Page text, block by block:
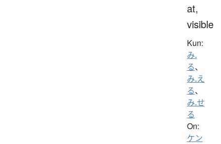
at,
visible
Kun:
み.
る、
み.え
る、
み.せ
る
On:
ケン